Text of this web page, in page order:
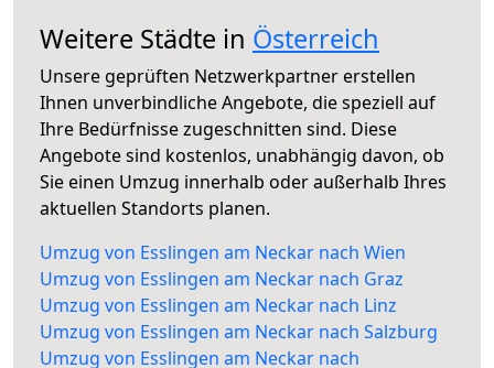
Weitere Städte in Österreich
Unsere geprüften Netzwerkpartner erstellen
Ihnen unverbindliche Angebote, die speziell auf
Ihre Bedürfnisse zugeschnitten sind. Diese
Angebote sind kostenlos, unabhängig davon, ob
Sie einen Umzug innerhalb oder außerhalb Ihres
aktuellen Standorts planen.
Umzug von Esslingen am Neckar nach Wien
Umzug von Esslingen am Neckar nach Graz
Umzug von Esslingen am Neckar nach Linz
Umzug von Esslingen am Neckar nach Salzburg
Umzug von Esslingen am Neckar nach